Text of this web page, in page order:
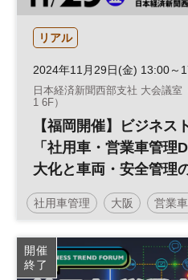
リアル
2024年11月29日(金) 13:00～
日本経済新聞西部支社 大会議
1 6F）
【福岡開催】ビジネス
「社用車・営業車管理
大化と車両・安全管理
社用車管理 大阪 営業
安全管理 運行管理 ビ
営業戦略 働き方改革
開催
終了